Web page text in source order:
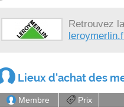
Retrouvez
Lieux d'achat des
Membre Prix